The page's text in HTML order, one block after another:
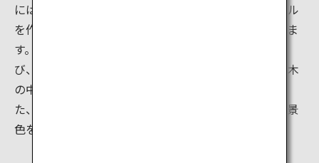
には緑の葉が太陽の光を浴び、秋には黄金色のトンネル
を作り出し、冬には裸木となって冬の澄んだ空に映えま
す。道路の両側に約150本ものいちょうが一直線に並
び、その先にそびえ立つ聖徳記念絵画館がちょうど並木
の中心に浮かび上がる光景は、まるで絵画のよう。ま
た、並木道沿いにはベンチも設置されており、美しい景
色を眺めながらゆったりと過ごすこともできます。